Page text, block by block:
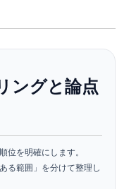
ングと論点
位を明確にします。
る範囲」を分けて整理し